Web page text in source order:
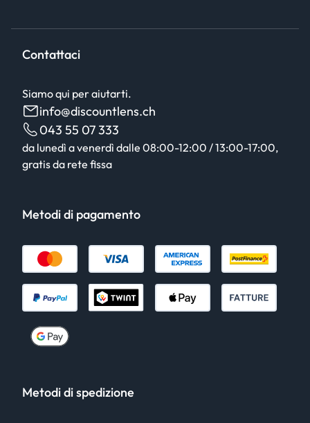
Contattaci
Siamo qui per aiutarti.
info@discountlens.ch
043 55 07 333
da lunedì a venerdì dalle 08:00-12:00 / 13:00-17:00,
gratis da rete fissa
Metodi di pagamento
Metodi di spedizione